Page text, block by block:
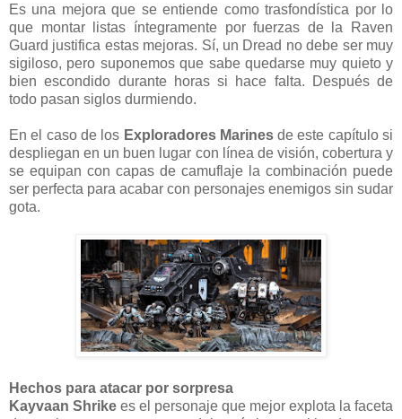
Es una mejora que se entiende como trasfondística por lo
que montar listas íntegramente por fuerzas de la Raven
Guard justifica estas mejoras. Sí, un Dread no debe ser muy
sigiloso, pero suponemos que sabe quedarse muy quieto y
bien escondido durante horas si hace falta. Después de
todo pasan siglos durmiendo.
En el caso de los Exploradores Marinesde este capítulo si
despliegan en un buen lugar con línea de visión, cobertura y
se equipan con capas de camuflaje la combinación puede
ser perfecta para acabar con personajes enemigos sin sudar
gota.
Hechos para atacar por sorpresa
Kayvaan Shrike es el personaje que mejor explota la faceta